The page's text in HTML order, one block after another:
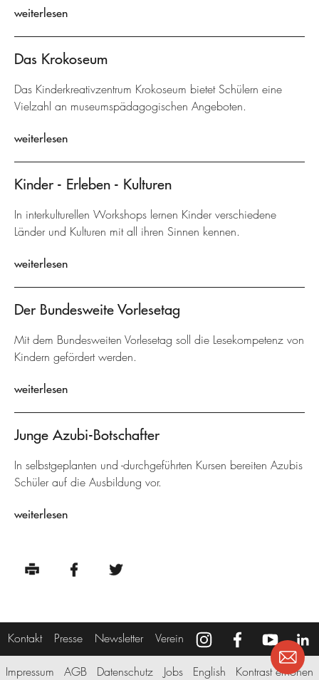
weiterlesen
Das Krokoseum
Das Kinderkreativzentrum Krokoseum bietet Schülern eine
Vielzahl an museumspädagogischen Angeboten.
weiterlesen
Kinder - Erleben - Kulturen
In interkulturellen Workshops lernen Kinder verschiedene
Länder und Kulturen mit all ihren Sinnen kennen.
weiterlesen
Der Bundesweite Vorlesetag
Mit dem Bundesweiten Vorlesetag soll die Lesekompetenz von
Kindern gefördert werden.
weiterlesen
Junge Azubi-Botschafter
In selbstgeplanten und -durchgeführten Kursen bereiten Azubis
Schüler auf die Ausbildung vor.
weiterlesen
Kontakt Presse Newsletter Verein
Impressum AGB Datenschutz Jobs English Kontrast erhöhen